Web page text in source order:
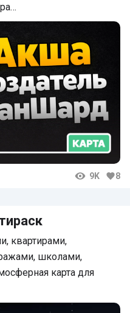
9K 8
квартирами,
школами,
карта для